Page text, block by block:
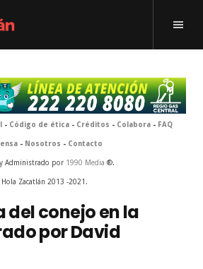
- Código de ética - Créditos - Colabora - FAQ
- Nosotros - Contacto
y Administrado por 1990 Media ®.
Hola Zacatlán 2013 -2021.
del conejo en la
por David